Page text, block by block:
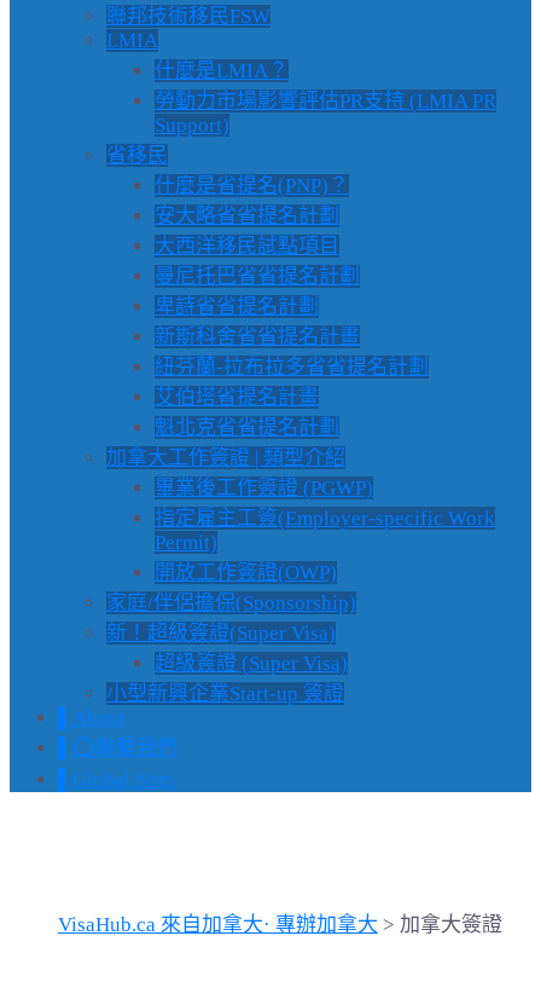
聯邦技術移民FSW
LMIA
什麼是LMIA？
勞動力市場影響評估PR支持 (LMIA PR
Support)
省移民
什麼是省提名(PNP)？
安大略省省提名計劃
大西洋移民試點項目
曼尼托巴省省提名計劃
卑詩省省提名計劃
新斯科舍省省提名計畫
紐芬蘭-拉布拉多省省提名計劃
艾伯塔省提名計畫
魁北克省省提名計劃
加拿大工作簽證 | 類型介紹
畢業後工作簽證 (PGWP)
指定雇主工簽(Employer-specific Work
Permit)
開放工作簽證(OWP)
家庭/伴侶擔保(Sponsorship)
新！超級簽證(Super Visa)
超級簽證 (Super Visa)
小型新興企業Start-up 簽證
▌About
▌⭕️聯繫我們
▌Global Sites
VisaHub.ca 來自加拿大· 專辦加拿大 > 加拿大簽證